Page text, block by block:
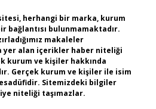
herhangi bir marka, kurum
bağlantısı bulunmamaktadır.
makaleler
yer alan içerikler haber niteliği
kurum ve kişiler hakkında
Gerçek kurum ve kişiler ile isim
Sitemizdeki bilgiler
niteliği taşımazlar.